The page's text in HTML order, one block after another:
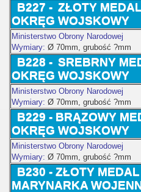
B227 - ZŁOTY
OKRĘG WOJSKOWY
Ministerstwo Obrony Narodowej
Wymiary: Ø 70mm, grubość ?mm
B228 - SREBRNY
OKRĘG WOJSKOWY
Ministerstwo Obrony Narodowej
Wymiary: Ø 70mm, grubość ?mm
B229 - BRĄZOWY
OKRĘG WOJSKOWY
Ministerstwo Obrony Narodowej
Wymiary: Ø 70mm, grubość ?mm
B230 - ZŁOTY
MARYNARKA